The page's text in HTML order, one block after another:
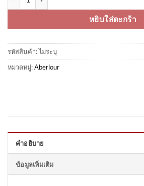
หยิบใส่ตะกร้า
รหัสสินค้า:ไม่ระบุ
หมวดหมู่:Aberlour
คำอธิบาย
ข้อมูลเพิ่มเติม